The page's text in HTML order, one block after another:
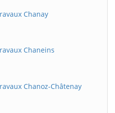
Chanay
Chaneins
Chanoz-Châtenay